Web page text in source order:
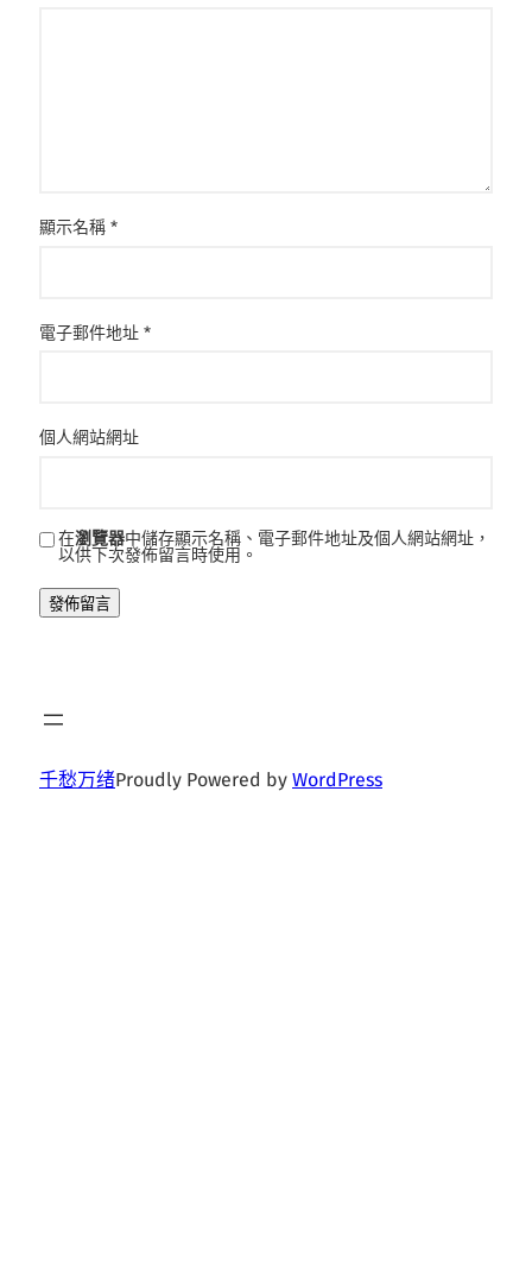
顯示名稱 *
電子郵件地址 *
個人網站網址
在瀏覽器中儲存顯示名稱、電子郵件地址及個人網站網址，
以供下次發佈留言時使用。
千愁万绪Proudly Powered by WordPress